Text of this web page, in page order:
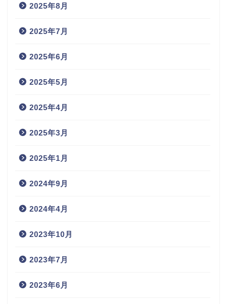
2025年8月
2025年7月
2025年6月
2025年5月
2025年4月
2025年3月
2025年1月
2024年9月
2024年4月
2023年10月
2023年7月
2023年6月